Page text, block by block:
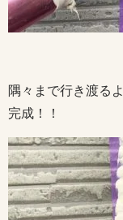
隅々まで行き渡る
完成！！